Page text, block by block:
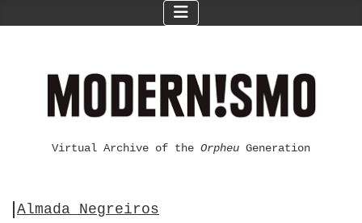
Virtual Archive of the Orpheu Generation
Almada Negreiros